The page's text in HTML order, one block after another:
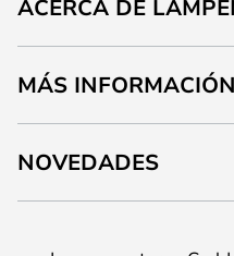
ACERCA DE
MÁS INFORMACIÓN
NOVEDADES